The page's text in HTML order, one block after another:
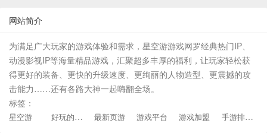
网站简介
为满足广大玩家的游戏体验和需求，星空游游戏网罗经典热门IP、
动漫影视IP等海量精品游戏，汇聚超多丰厚的福利，让玩家轻松获
得更好的装备、更快的升级速度、更绚丽的人物造型、更震撼的攻
击能力……还有各路大神一起嗨翻全场。
标签：
星空游 好玩的手游 最新页游 游戏平台 游戏加盟 手游排行榜